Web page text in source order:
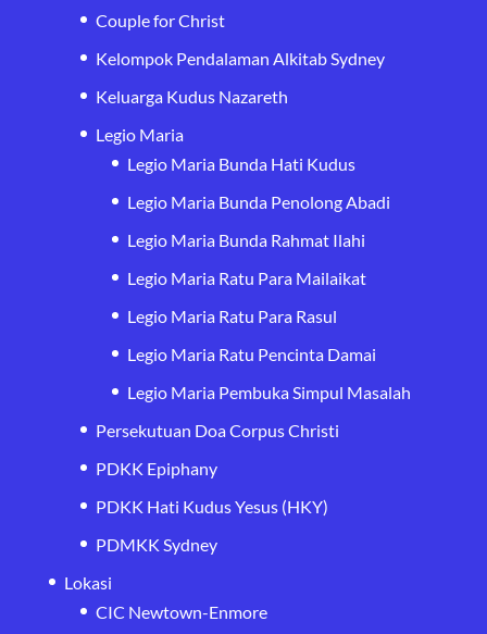
Couple for Christ
Kelompok Pendalaman Alkitab Sydney
Keluarga Kudus Nazareth
Legio Maria
Legio Maria Bunda Hati Kudus
Legio Maria Bunda Penolong Abadi
Legio Maria Bunda Rahmat Ilahi
Legio Maria Ratu Para Mailaikat
Legio Maria Ratu Para Rasul
Legio Maria Ratu Pencinta Damai
Legio Maria Pembuka Simpul Masalah
Persekutuan Doa Corpus Christi
PDKK Epiphany
PDKK Hati Kudus Yesus (HKY)
PDMKK Sydney
Lokasi
CIC Newtown-Enmore